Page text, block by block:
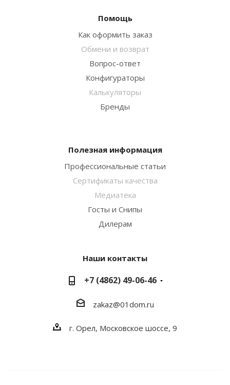
Помощь
Как оформить заказ
Обмени и возврат
Вопрос-ответ
Конфигураторы
Калькуляторы
Бренды
Полезная информация
Профессиональные статьи
Сертификаты качества
Медиатека
Госты и Снипы
Дилерам
Наши контакты
+7 (4862) 49-06-46
zakaz@01dom.ru
г. Орел, Московское шоссе, 9